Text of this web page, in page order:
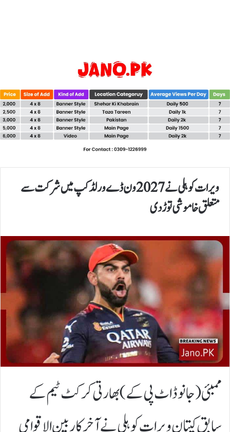
ویرات کوہلی نے 2027 ون ڈے ورلڈ کپ میں شرکت سے
متعلق خاموشی توڑ دی
ممبئی(جانوڈاٹ پی کے)بھارتی کرکٹ ٹیم کے
سابق کپتان ویرات کوہلی نے آخر کار بین الاقوامی